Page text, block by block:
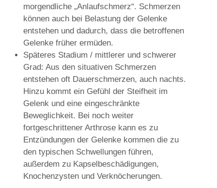
morgendliche „Anlaufschmerz“. Schmerzen
können auch bei Belastung der Gelenke
entstehen und dadurch, dass die betroffenen
Gelenke früher ermüden.
Späteres Stadium / mittlerer und schwerer
Grad: Aus den situativen Schmerzen
entstehen oft Dauerschmerzen, auch nachts.
Hinzu kommt ein Gefühl der Steifheit im
Gelenk und eine eingeschränkte
Beweglichkeit. Bei noch weiter
fortgeschrittener Arthrose kann es zu
Entzündungen der Gelenke kommen die zu
den typischen Schwellungen führen,
außerdem zu Kapselbeschädigungen,
Knochenzysten und Verknöcherungen.